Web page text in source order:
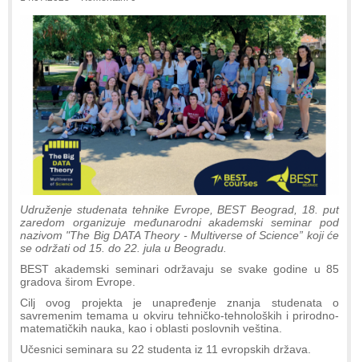
Udruženje studenata tehnike Evrope, BEST Beograd, 18. put
zaredom organizuje međunarodni akademski seminar pod
nazivom "The Big DATA Theory - Multiverse of Science” koji će
se održati od 15. do 22. jula u Beogradu.
BEST akademski seminari održavaju se svake godine u 85
gradova širom Evrope.
Cilj ovog projekta je unapređenje znanja studenata o
savremenim temama u okviru tehničko-tehnoloških i prirodno-
matematičkih nauka, kao i oblasti poslovnih veština.
Učesnici seminara su 22 studenta iz 11 evropskih država.